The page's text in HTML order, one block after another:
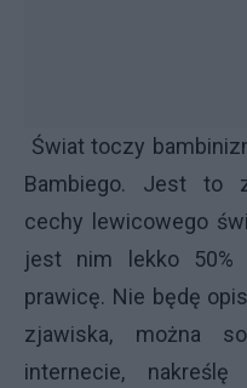
Świat toczy
Bambiego. Jest to
cechy lewicowego
jest nim lekko 50%
prawicę. Nie będę
zjawiska, można
internecie,